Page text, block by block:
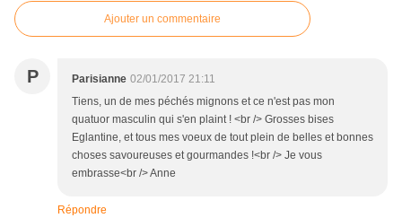
Ajouter un commentaire
P Parisianne 02/01/2017 21:11
Tiens, un de mes péchés mignons et ce n'est pas mon
quatuor masculin qui s'en plaint ! <br /> Grosses bises
Eglantine, et tous mes voeux de tout plein de belles et bonnes
choses savoureuses et gourmandes !<br /> Je vous
embrasse<br /> Anne
Répondre